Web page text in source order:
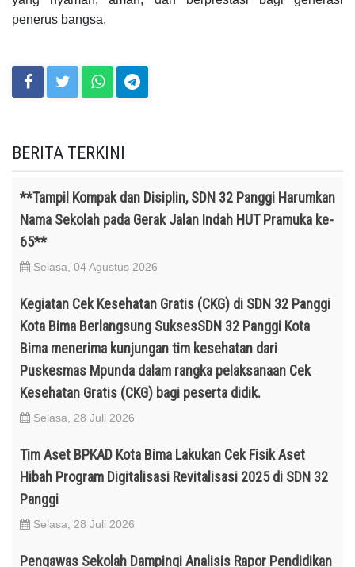
penerus bangsa.
BERITA TERKINI
**Tampil Kompak dan Disiplin, SDN 32 Panggi Harumkan
Nama Sekolah pada Gerak Jalan Indah HUT Pramuka ke-
65**
Selasa, 04 Agustus 2026
Kegiatan Cek Kesehatan Gratis (CKG) di SDN 32 Panggi
Kota Bima Berlangsung SuksesSDN 32 Panggi Kota
Bima menerima kunjungan tim kesehatan dari
Puskesmas Mpunda dalam rangka pelaksanaan Cek
Kesehatan Gratis (CKG) bagi peserta didik.
Selasa, 28 Juli 2026
Tim Aset BPKAD Kota Bima Lakukan Cek Fisik Aset
Hibah Program Digitalisasi Revitalisasi 2025 di SDN 32
Panggi
Selasa, 28 Juli 2026
Pengawas Sekolah Dampingi Analisis Rapor Pendidikan